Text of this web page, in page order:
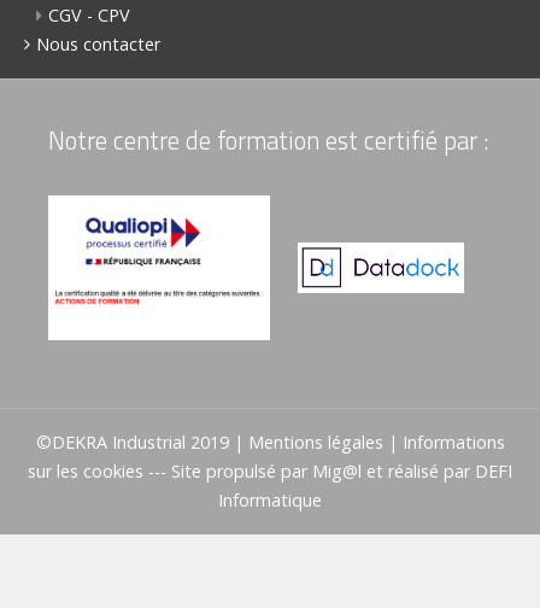
CGV - CPV
Nous contacter
Notre centre de formation est certifié par :
©DEKRA Industrial 2019 | Mentions légales | Informations
sur les cookies --- Site propulsé par Mig@l et réalisé par DEFI
Informatique